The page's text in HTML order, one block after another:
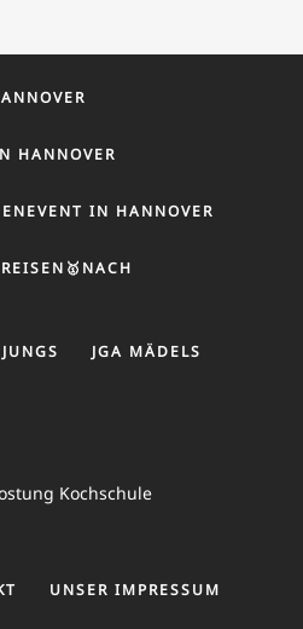
HANNOVER
IN HANNOVER
JGA MÄDELS
Kochschule
UNSER IMPRESSUM